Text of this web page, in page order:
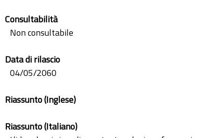
Consultabilità
Non consultabile
Data di rilascio
04/05/2060
Riassunto (Inglese)
Riassunto (Italiano)